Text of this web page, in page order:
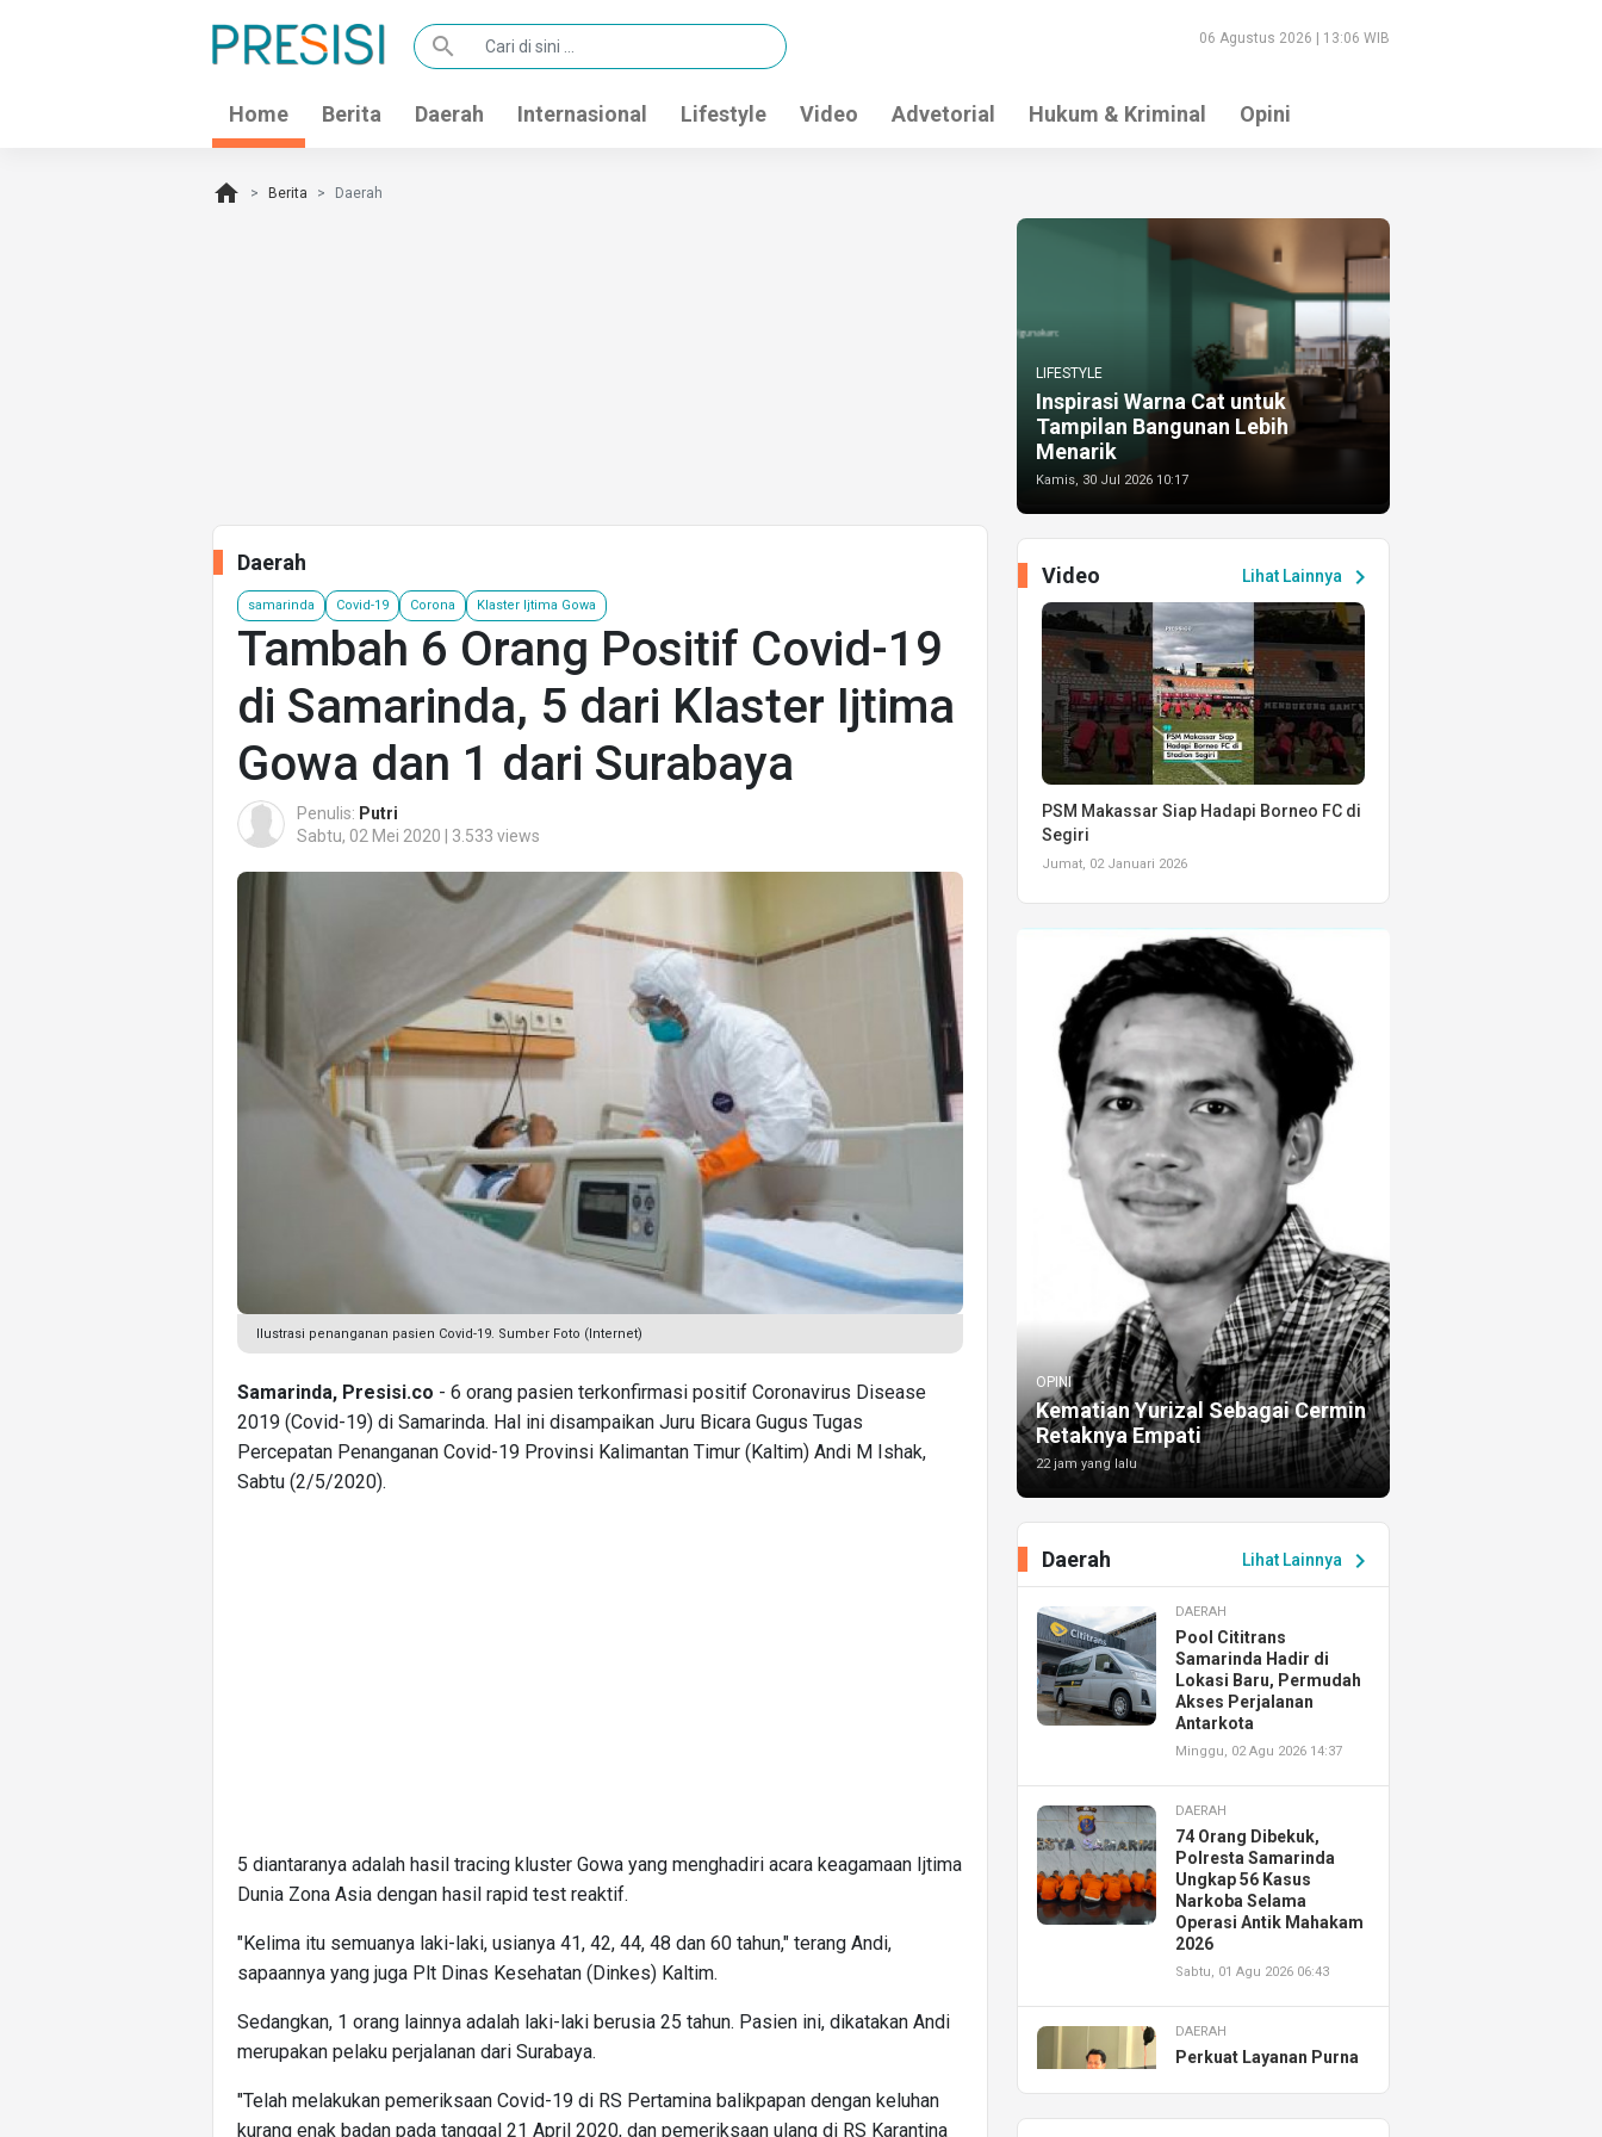
search 06 Agustus 2026 | 13:06 WIB
Home Berita Daerah Internasional Lifestyle Video Advetorial Hukum & Kriminal Opini
home Berita Daerah
Daerah
samarinda Covid-19 Corona Klaster Ijtima Gowa
Tambah 6 Orang Positif Covid-19
di Samarinda, 5 dari Klaster Ijtima
Gowa dan 1 dari Surabaya
Penulis: Putri
Sabtu, 02 Mei 2020 | 3.533 views
Ilustrasi penanganan pasien Covid-19. Sumber Foto (Internet)
Samarinda, Presisi.co - 6 orang pasien terkonfirmasi positif Coronavirus Disease
2019 (Covid-19) di Samarinda. Hal ini disampaikan Juru Bicara Gugus Tugas
Percepatan Penanganan Covid-19 Provinsi Kalimantan Timur (Kaltim) Andi M Ishak,
Sabtu (2/5/2020).
5 diantaranya adalah hasil tracing kluster Gowa yang menghadiri acara keagamaan Ijtima
Dunia Zona Asia dengan hasil rapid test reaktif.
"Kelima itu semuanya laki-laki, usianya 41, 42, 44, 48 dan 60 tahun," terang Andi,
sapaannya yang juga Plt Dinas Kesehatan (Dinkes) Kaltim.
Sedangkan, 1 orang lainnya adalah laki-laki berusia 25 tahun. Pasien ini, dikatakan Andi
merupakan pelaku perjalanan dari Surabaya.
"Telah melakukan pemeriksaan Covid-19 di RS Pertamina balikpapan dengan keluhan
kurang enak badan pada tanggal 21 April 2020, dan pemeriksaan ulang di RS Karantina
LIFESTYLE
Inspirasi Warna Cat untuk
Tampilan Bangunan Lebih
Menarik
Kamis, 30 Jul 2026 10:17
Lihat Lainnya chevron_right
Video
PSM Makassar Siap Hadapi Borneo FC di
Segiri
Jumat, 02 Januari 2026
OPINI
Kematian Yurizal Sebagai Cermin
Retaknya Empati
22 jam yang lalu
Lihat Lainnya chevron_right
Daerah
DAERAH
Pool Cititrans
Samarinda Hadir di
Lokasi Baru, Permudah
Akses Perjalanan
Antarkota
Minggu, 02 Agu 2026 14:37
DAERAH
74 Orang Dibekuk,
Polresta Samarinda
Ungkap 56 Kasus
Narkoba Selama
Operasi Antik Mahakam
2026
Sabtu, 01 Agu 2026 06:43
DAERAH
Perkuat Layanan Purna
Resmikan AHASS